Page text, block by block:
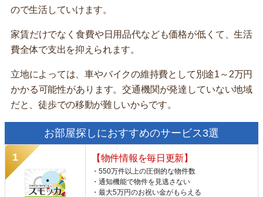
ので生活していけます。
家賃だけでなく食費や日用品代なども価格が低くて、生活
費全体で支出を抑えられます。
立地によっては、車やバイクの維持費として別途1～2万円
かかる可能性があります。交通機関が発達していない地域
だと、徒歩での移動が難しいからです。
お部屋探しにおすすめのサービス3選
【物件情報を毎日更新】
・550万件以上の圧倒的な物件数
・通知機能で物件を見逃さない
・最大5万円のお祝い金がもらえる